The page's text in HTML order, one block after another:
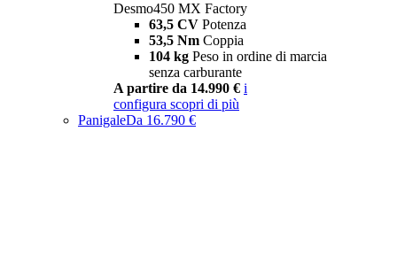
Desmo450 MX Factory
63,5 CV Potenza
53,5 Nm Coppia
104 kg Peso in ordine di marcia
senza carburante
A partire da 14.990 € i
configura scopri di più
PanigaleDa 16.790 €